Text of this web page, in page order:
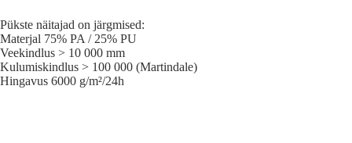
Pükste näitajad on järgmised:
Materjal 75% PA / 25% PU
Veekindlus > 10 000 mm
Kulumiskindlus > 100 000 (Martindale)
Hingavus 6000 g/m²/24h